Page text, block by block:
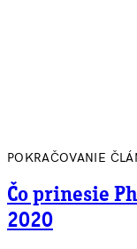
POKRAČOVANIE
Čo prinesie
2020